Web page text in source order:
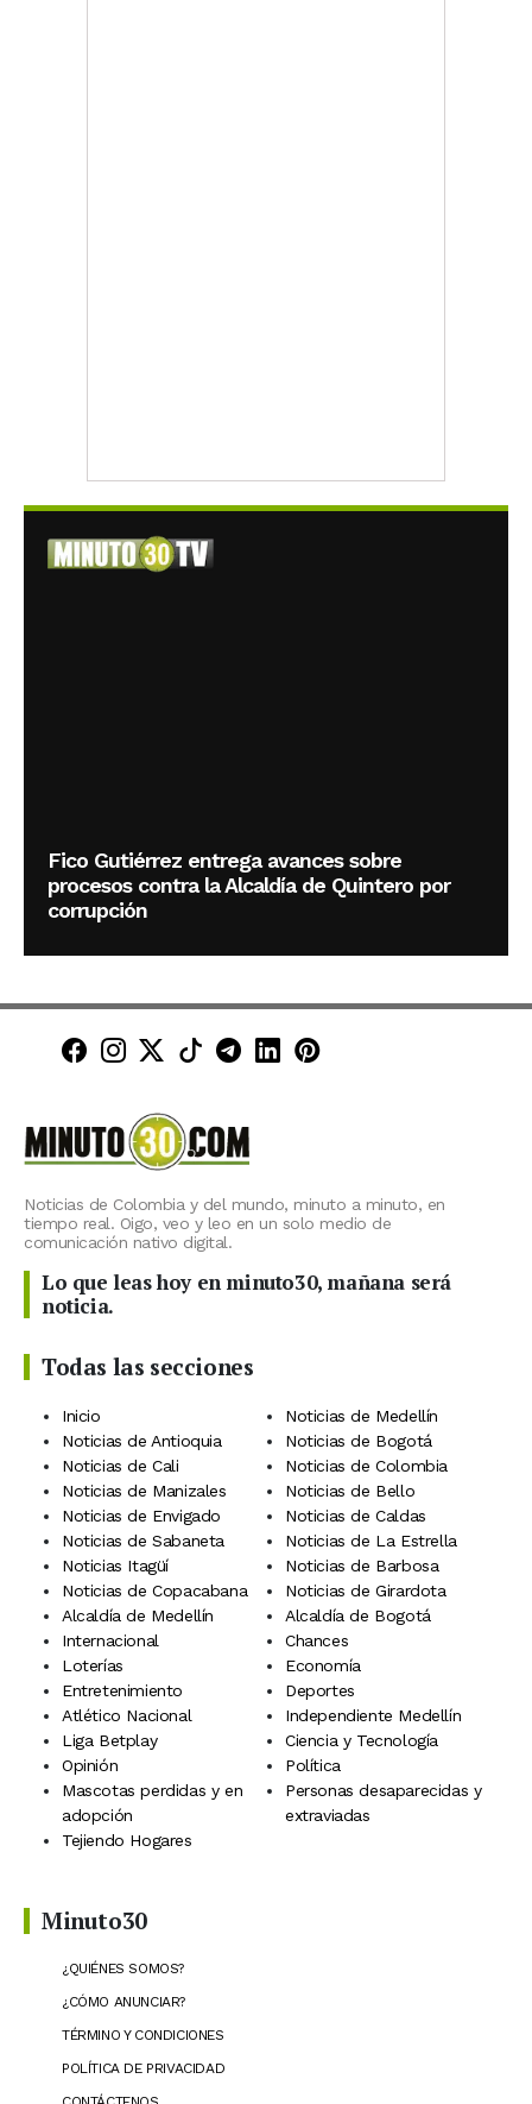
Fico Gutiérrez entrega avances sobre
procesos contra la Alcaldía de Quintero por
corrupción
Minuto30 en Facebook
Minuto30 en Instagram
Minuto30 en X (Twitter)
Minuto30 en TikTok
Canal de Minuto30 en
Minuto30 en LinkedIn
Minuto30 en
Noticias de Colombia y del mundo, minuto a minuto, en
tiempo real. Oigo, veo y leo en un solo medio de
comunicación nativo digital.
Lo que leas hoy en minuto30, mañana será
noticia.
Todas las secciones
Inicio
Noticias de Medellín
Noticias de Antioquia
Noticias de Bogotá
Noticias de Cali
Noticias de Colombia
Noticias de Manizales
Noticias de Bello
Noticias de Envigado
Noticias de Caldas
Noticias de Sabaneta
Noticias de La Estrella
Noticias Itagüí
Noticias de Barbosa
Noticias de Copacabana
Noticias de Girardota
Alcaldía de Medellín
Alcaldía de Bogotá
Internacional
Chances
Loterías
Economía
Entretenimiento
Deportes
Atlético Nacional
Independiente Medellín
Liga Betplay
Ciencia y Tecnología
Opinión
Política
Mascotas perdidas y en
adopción
Personas desaparecidas y
extraviadas
Tejiendo Hogares
Minuto30
¿QUIÉNES SOMOS?
¿CÓMO ANUNCIAR?
TÉRMINO Y CONDICIONES
POLÍTICA DE PRIVACIDAD